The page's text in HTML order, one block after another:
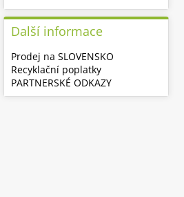
Další informace
Prodej na SLOVENSKO
Recyklační poplatky
PARTNERSKÉ ODKAZY